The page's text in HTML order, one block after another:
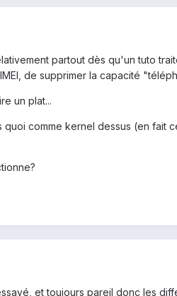
partout dès qu'un tuto
de supprimer la capacité
un plat...
comme kernel dessus (en fait
et toujours pareil donc les